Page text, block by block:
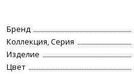
Бренд
Коллекция, Серия
Изделие
Цвет